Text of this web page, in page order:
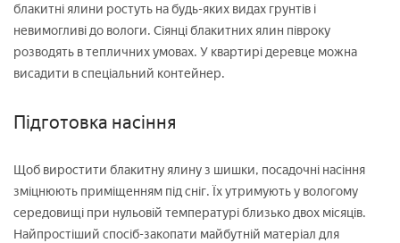
блакитні ялини ростуть на будь-яких видах грунтів і
невимогливі до вологи. Сіянці блакитних ялин півроку
розводять в тепличних умовах. У квартирі деревце можна
висадити в спеціальний контейнер.
Підготовка насіння
Щоб виростити блакитну ялину з шишки, посадочні насіння
зміцнюють приміщенням під сніг. Їх утримують у вологому
середовищі при нульовій температурі близько двох місяців.
Найпростіший спосіб-закопати майбутній матеріал для